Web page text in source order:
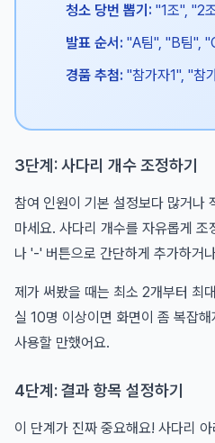
청소 당번 뽑기: "1조", "2
발표 순서: "A팀", "B팀",
경품 추첨: "참가자1", "참
3단계: 사다리 개수 조정하기
참여 인원이 기본 설정보다 많거나
마세요. 사다리 개수를 자유롭게 조
나 '-' 버튼으로 간단하게 추가하거
제가 써봤을 때는 최소 2개부터 최
실 10명 이상이면 화면이 좀 복잡
사용할 만했어요.
4단계: 결과 항목 설정하기
이 단계가 진짜 중요해요! 사다리